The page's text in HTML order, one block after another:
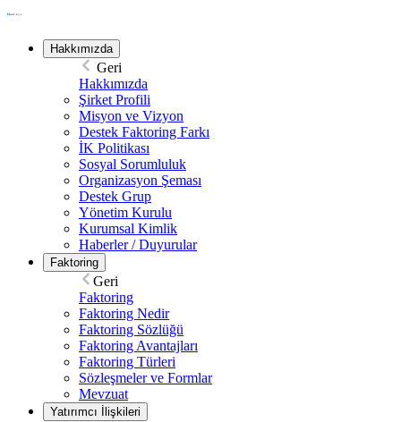
Hakkımızda
Geri
Hakkımızda
Şirket Profili
Misyon ve Vizyon
Destek Faktoring Farkı
İK Politikası
Sosyal Sorumluluk
Organizasyon Şeması
Destek Grup
Yönetim Kurulu
Kurumsal Kimlik
Haberler / Duyurular
Faktoring
Geri
Faktoring
Faktoring Nedir
Faktoring Sözlüğü
Faktoring Avantajları
Faktoring Türleri
Sözleşmeler ve Formlar
Mevzuat
Yatırımcı İlişkileri